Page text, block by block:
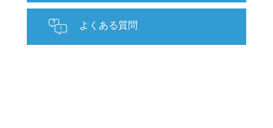
よくある質問